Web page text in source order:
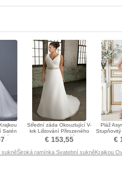
Satén
šaty
Střední záda Okouzlující V-
krk Lištování Přirozeného
pasu Svatební šaty
€ 153,55
Pláž
€
sukněŠiroká ramínka Svatební sukněKrajkou